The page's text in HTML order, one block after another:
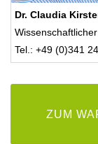
Dr. Claudia
Tel.: +49 (0)341
ZUM